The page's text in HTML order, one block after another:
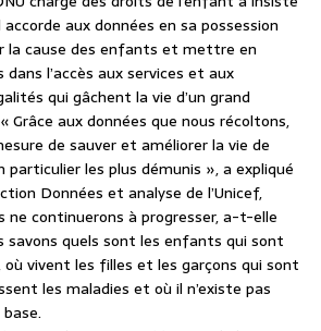
accorde aux données en sa possession
la cause des enfants et mettre en
l’accès aux services et aux
qui gâchent la vie d’un grand
Grâce aux données que nous récoltons,
de sauver et améliorer la vie de
particulier les plus démunis », a expliqué
Données et analyse de l’Unicef,
ne continuerons à progresser, a-t-elle
savons quels sont les enfants qui sont
vivent les filles et les garçons qui sont
les maladies et où il n’existe pas